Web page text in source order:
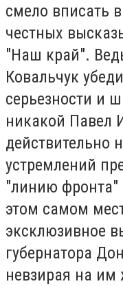
смело вписать
честных
"Наш край".
Ковальчук
серьезности и
никакой Павел
действительно
устремлений
"линию фронта"
этом самом
эксклюзивное
губернатора
невзирая на им